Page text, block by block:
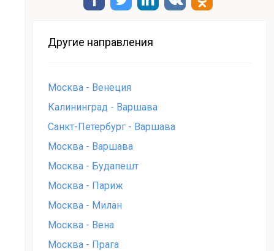
Другие направления
Москва - Венеция
Калининград - Варшава
Санкт-Петербург - Варшава
Москва - Варшава
Москва - Будапешт
Москва - Париж
Москва - Милан
Москва - Вена
Москва - Прага